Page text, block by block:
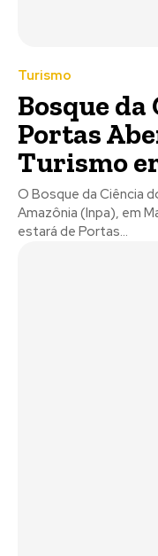
Turismo
Bosque da
Portas
Turismo
O Bosque da Ciência
Amazônia (Inpa), em
estará de Portas...